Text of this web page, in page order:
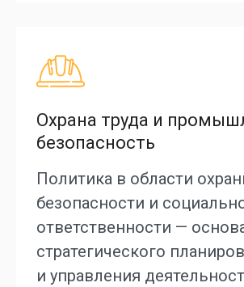
Охрана труда и
безопасность
Политика в области
безопасности и
ответственности —
стратегического
и управления